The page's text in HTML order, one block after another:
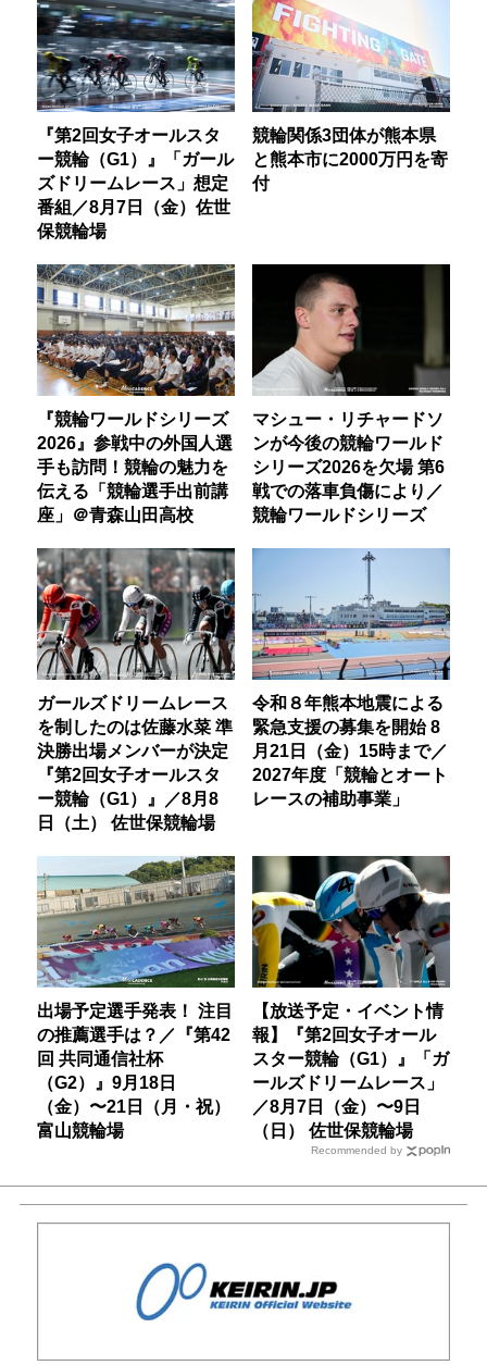
『第2回女子オールスタ
ー競輪（G1）』「ガール
ズドリームレース」想定
番組／8月7日（金）佐世
保競輪場
競輪関係3団体が熊本県
と熊本市に2000万円を寄
付
『競輪ワールドシリーズ
2026』参戦中の外国人選
手も訪問！競輪の魅力を
伝える「競輪選手出前講
座」＠青森山田高校
マシュー・リチャードソ
ンが今後の競輪ワールド
シリーズ2026を欠場 第6
戦での落車負傷により／
競輪ワールドシリーズ
ガールズドリームレース
を制したのは佐藤水菜 準
決勝出場メンバーが決定
『第2回女子オールスタ
ー競輪（G1）』／8月8
日（土） 佐世保競輪場
令和８年熊本地震による
緊急支援の募集を開始 8
月21日（金）15時まで／
2027年度「競輪とオート
レースの補助事業」
出場予定選手発表！ 注目
の推薦選手は？／『第42
回 共同通信社杯
（G2）』9月18日
（金）〜21日（月・祝）
富山競輪場
【放送予定・イベント情
報】『第2回女子オール
スター競輪（G1）』「ガ
ールズドリームレース」
／8月7日（金）〜9日
（日） 佐世保競輪場
Recommended by